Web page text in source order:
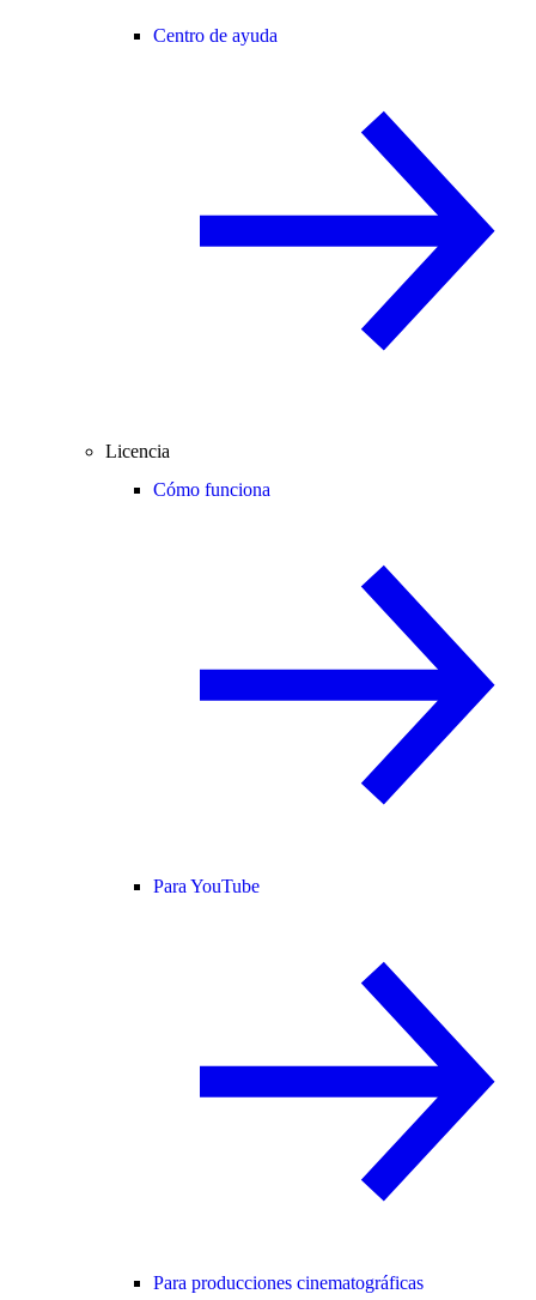
Centro de ayuda
Licencia
Cómo funciona
Para YouTube
Para producciones cinematográficas